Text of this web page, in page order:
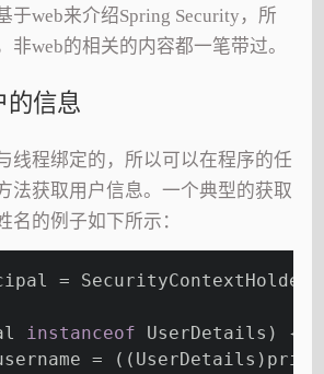
于web来介绍Spring Security，所
非web的相关的内容都一笔带过。
的信息
线程绑定的，所以可以在程序的任
法获取用户信息。一个典型的获取
名的例子如下所示：
=
instanceof UserDetails) {
=